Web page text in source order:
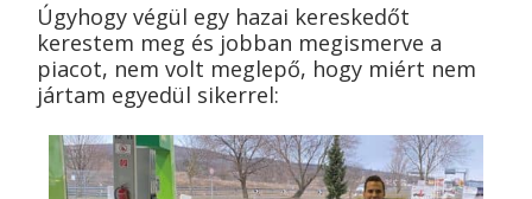
Úgyhogy végül egy hazai kereskedőt
kerestem meg és jobban megismerve a
piacot, nem volt meglepő, hogy miért nem
jártam egyedül sikerrel: